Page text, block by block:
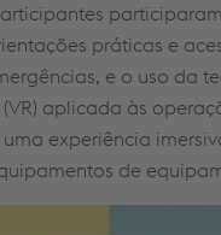
práticas e
e o uso da
aplicada às
experiência
de